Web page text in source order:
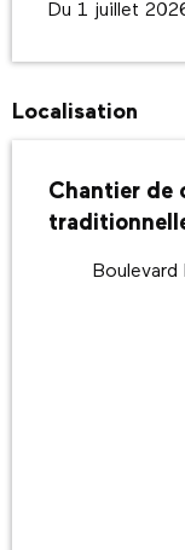
Du 1 juillet
Localisation
Chantier de